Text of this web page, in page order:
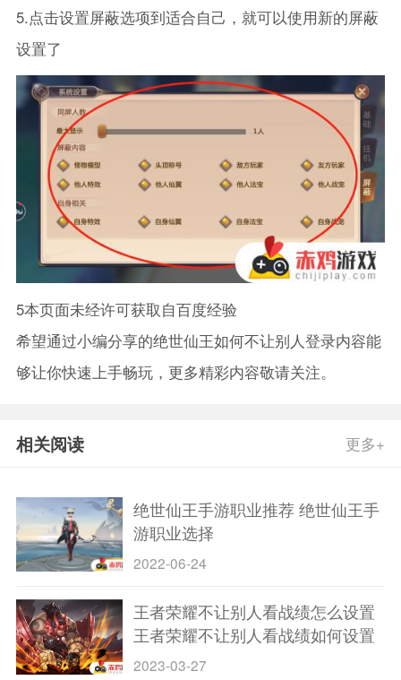
5.点击设置屏蔽选项到适合自己，就可以使用新的屏蔽
设置了
5本页面未经许可获取自百度经验
希望通过小编分享的绝世仙王如何不让别人登录内容能
够让你快速上手畅玩，更多精彩内容敬请关注。
相关阅读 更多+
绝世仙王手游职业推荐 绝世仙王手
游职业选择
2022-06-24
王者荣耀不让别人看战绩怎么设置
王者荣耀不让别人看战绩如何设置
2023-03-27